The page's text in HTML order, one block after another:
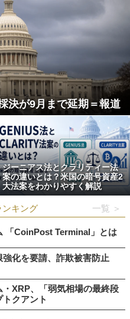
決が9月まで延期＝報道
ジーニアス法とクラリティー法
案の違いとは？米国の暗号資産2
大法案をわかりやすく解説
ンキング 一覧 ＞
「CoinPost Terminal」とは
化を要請、詐欺被害防止
XRP、「弱気相場の最終段
クアント